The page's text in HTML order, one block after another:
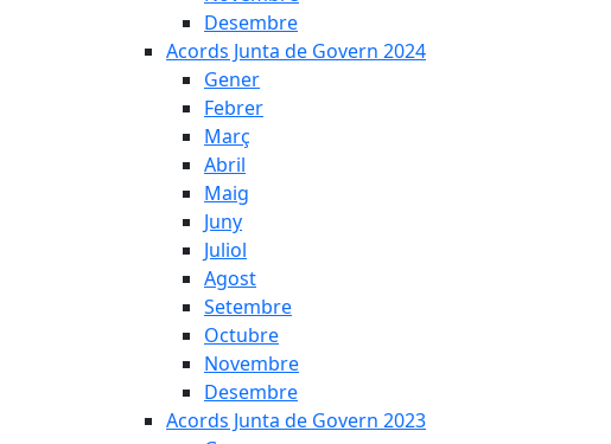
Desembre
Acords Junta de Govern 2024
Gener
Febrer
Març
Abril
Maig
Juny
Juliol
Agost
Setembre
Octubre
Novembre
Desembre
Acords Junta de Govern 2023